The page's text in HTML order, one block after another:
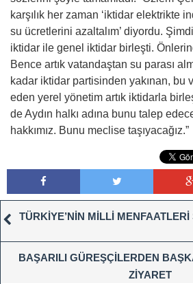
karşılık her zaman ‘iktidar elektrikte
su ücretlerini azaltalım’ diyordu. Şimdi
iktidar ile genel iktidar birleşti.
Bence artık vatandaştan su parası
kadar iktidar partisinden yakınan, bu
eden yerel yönetim artık iktidarla
de Aydın halkı adına bunu talep
hakkımız. Bunu meclise taşıyacağız.”
TÜRKİYE’NİN MİLLİ
BAŞARILI GÜREŞÇİLERDEN
ZİYARET